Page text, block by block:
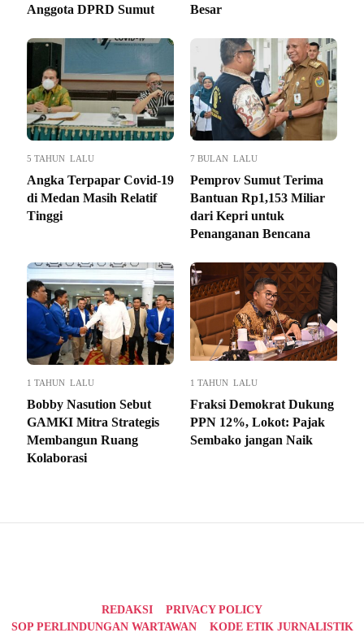
Anggota DPRD Sumut
Besar
5 TAHUN LALU
Angka Terpapar Covid-19
di Medan Masih Relatif
Tinggi
7 BULAN LALU
Pemprov Sumut Terima
Bantuan Rp1,153 Miliar
dari Kepri untuk
Penanganan Bencana
1 TAHUN LALU
Bobby Nasution Sebut
GAMKI Mitra Strategis
Membangun Ruang
Kolaborasi
1 TAHUN LALU
Fraksi Demokrat Dukung
PPN 12%, Lokot: Pajak
Sembako jangan Naik
REDAKSI
PRIVACY POLICY
SOP PERLINDUNGAN WARTAWAN
KODE ETIK JURNALISTIK